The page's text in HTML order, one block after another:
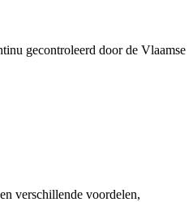
gecontroleerd door de Vlaamse
verschillende voordelen,